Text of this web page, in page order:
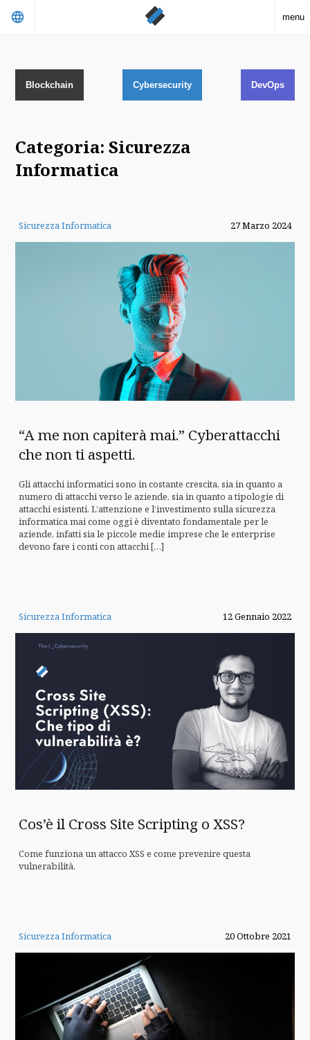
language menu
Blockchain Cybersecurity DevOps
Categoria: Sicurezza
Informatica
Sicurezza Informatica 27 Marzo 2024
“A me non capiterà mai.” Cyberattacchi
che non ti aspetti.
Gli attacchi informatici sono in costante crescita, sia in quanto a
numero di attacchi verso le aziende, sia in quanto a tipologie di
attacchi esistenti. L’attenzione e l’investimento sulla sicurezza
informatica mai come oggi è diventato fondamentale per le
aziende, infatti sia le piccole medie imprese che le enterprise
devono fare i conti con attacchi […]
Sicurezza Informatica 12 Gennaio 2022
Cos’è il Cross Site Scripting o XSS?
Come funziona un attacco XSS e come prevenire questa
vulnerabilità.
Sicurezza Informatica 20 Ottobre 2021